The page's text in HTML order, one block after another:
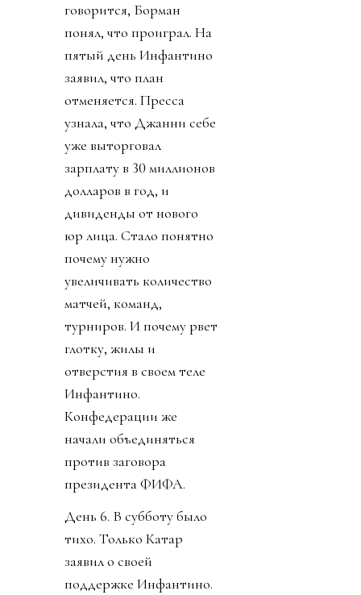
говорится, Борман
понял, что проиграл. На
пятый день Инфантино
заявил, что план
отменяется. Пресса
узнала, что Джанни себе
уже выторговал
зарплату в 30 миллионов
долларов в год, и
дивиденды от нового
юр лица. Стало понятно
почему нужно
увеличивать количество
матчей, команд,
турниров. И почему рвет
глотку, жилы и
отверстия в своем теле
Инфантино.
Конфедерации же
начали объединяться
против заговора
президента ФИФА.
День 6. В субботу было
тихо. Только Катар
заявил о своей
поддержке Инфантино.